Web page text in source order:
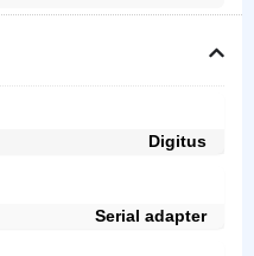
Digitus
Serial adapter